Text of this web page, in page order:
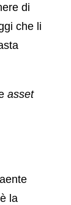
di
che li
asset
è la